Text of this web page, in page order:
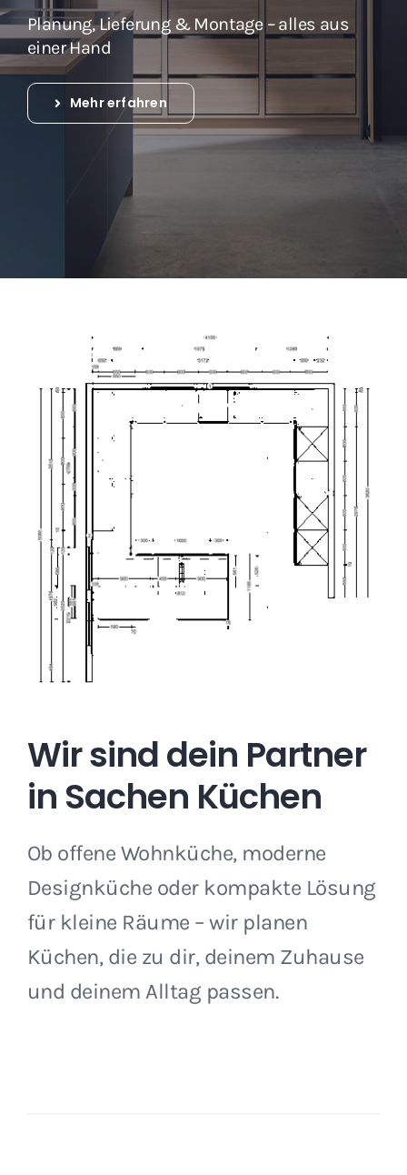
Planung, Lieferung & Montage – alles aus
einer Hand
Mehr erfahren
Wir sind dein Partner
in Sachen Küchen
Ob offene Wohnküche, moderne
Designküche oder kompakte Lösung
für kleine Räume – wir planen
Küchen, die zu dir, deinem Zuhause
und deinem Alltag passen.